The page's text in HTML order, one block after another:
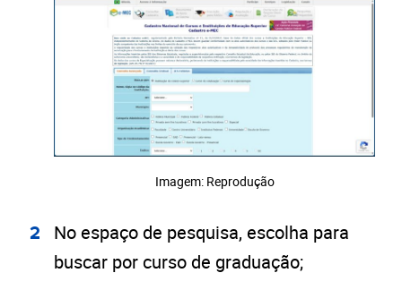
Imagem: Reprodução
No espaço de pesquisa, escolha para
buscar por curso de graduação;